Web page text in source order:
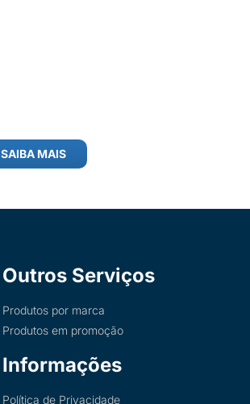
SAIBA MAIS
Outros Serviços
Produtos por marca
Produtos em promoção
Informações
Política de Privacidade